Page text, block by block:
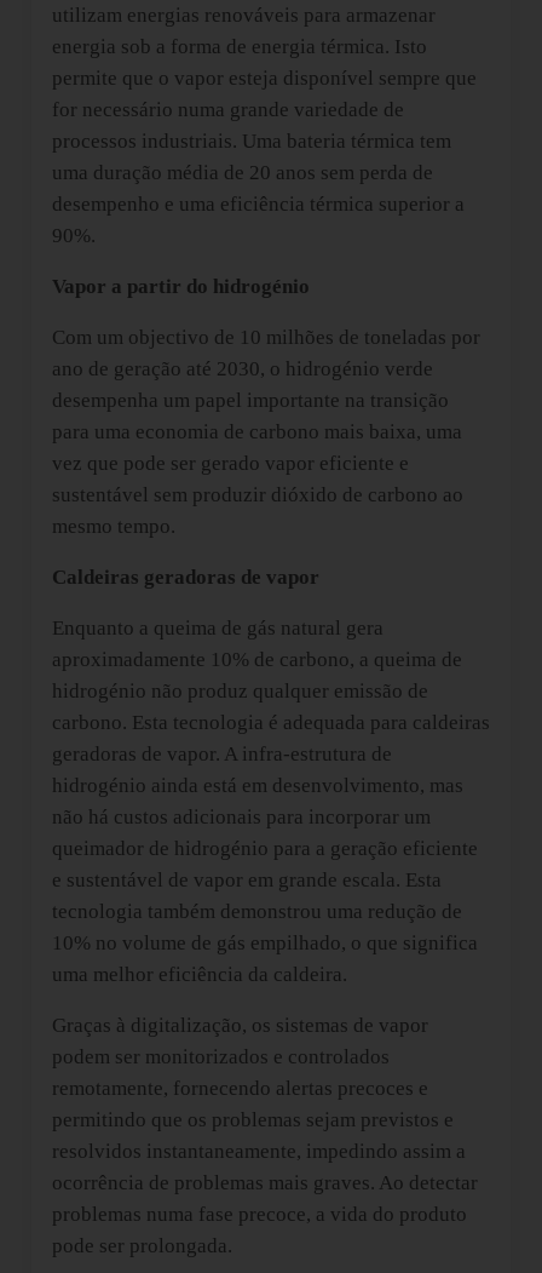
utilizam energias renováveis para armazenar
energia sob a forma de energia térmica. Isto
permite que o vapor esteja disponível sempre que
for necessário numa grande variedade de
processos industriais. Uma bateria térmica tem
uma duração média de 20 anos sem perda de
desempenho e uma eficiência térmica superior a
90%.
Vapor a partir do hidrogénio
Com um objectivo de 10 milhões de toneladas por
ano de geração até 2030, o hidrogénio verde
desempenha um papel importante na transição
para uma economia de carbono mais baixa, uma
vez que pode ser gerado vapor eficiente e
sustentável sem produzir dióxido de carbono ao
mesmo tempo.
Caldeiras geradoras de vapor
Enquanto a queima de gás natural gera
aproximadamente 10% de carbono, a queima de
hidrogénio não produz qualquer emissão de
carbono. Esta tecnologia é adequada para caldeiras
geradoras de vapor. A infra-estrutura de
hidrogénio ainda está em desenvolvimento, mas
não há custos adicionais para incorporar um
queimador de hidrogénio para a geração eficiente
e sustentável de vapor em grande escala. Esta
tecnologia também demonstrou uma redução de
10% no volume de gás empilhado, o que significa
uma melhor eficiência da caldeira.
Graças à digitalização, os sistemas de vapor
podem ser monitorizados e controlados
remotamente, fornecendo alertas precoces e
permitindo que os problemas sejam previstos e
resolvidos instantaneamente, impedindo assim a
ocorrência de problemas mais graves. Ao detectar
problemas numa fase precoce, a vida do produto
pode ser prolongada.